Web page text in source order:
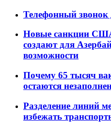
Телефонный звонок
Новые санкции
создают для
возможности
Почему 65 тысяч
остаются
Разделение линий
избежать